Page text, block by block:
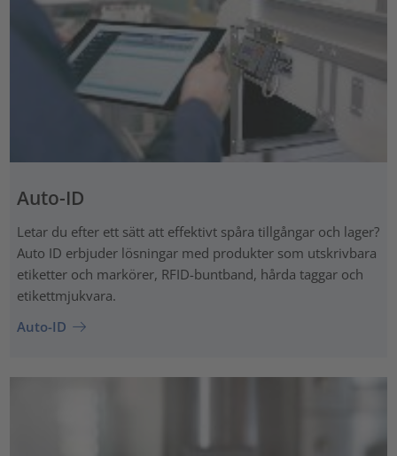
Auto-ID
Letar du efter ett sätt att effektivt spåra tillgångar och lager?
Auto ID erbjuder lösningar med produkter som utskrivbara
etiketter och markörer, RFID-buntband, hårda taggar och
etikettmjukvara.
Auto-ID